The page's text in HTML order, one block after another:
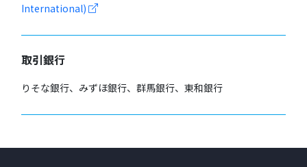
International)
取引銀行
りそな銀行、みずほ銀行、群馬銀行、東和銀行